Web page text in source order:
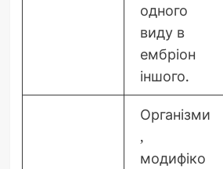
одного
виду в
ембріон
іншого.
Організми
,
модифіко